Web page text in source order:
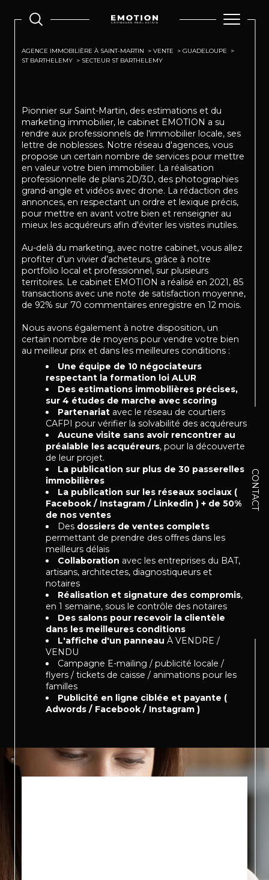
CONTACT
AGENCE IMMOBILIÈRE À SAINT-MARTIN VENTE
GUADELOUPE
ST BARTHELEMY
SECTEUR ST BARTHELEMY
Pionnier sur Saint-Martin, des estimations et du
marketing immobilier, le cabinet EMOTION a su
rendre aux professionnels de l'immobilier locale, ses
lettre de noblesses. Notre réseau d'agences, vous
propose un certain nombre de services pour mettre
en valeur votre bien immobilier. La réalisation
professionnelle de plans 2D/3D, des photographies
grand-angle et vidéos avec drone. La rédaction des
annonces, en respectant un ordre et lexique précis,
pour mettre en avant votre bien et renseigner au
mieux les acquéreurs afin d'éviter les visites inutiles.
Au-delà du marketing, avec notre cabinet, vous allez
profiter d’un vivier d’acheteurs, grâce à notre
portfolio local et professionnel, sur plusieurs
territoires. Le cabinet EMOTION a réalisé en 2021, 85
transactions avec une note de satisfaction moyenne,
de 92% sur 70 commentaires enregistre en 12 mois.
Nous avons également à notre disposition, un
certain nombre de moyens pour vendre votre bien
au meilleur prix et dans les meilleures conditions :
Une équipe de 10 négociateurs
respectant la formation loi ALUR
Des estimations immobilières précises,
sur 4 études de marche avec scoring
Partenariat avec le réseau de courtiers
CAFPI pour vérifier la solvabilité des acquéreurs
Aucune visite sans avoir rencontrer au
préalable les acquéreurs, pour la découverte
de leur projet.
La publication sur plus de 30 passerelles
immobilières
La publication sur les réseaux sociaux (
Facebook / Instagram / Linkedin ) + de 50%
de nos ventes
Des dossiers de ventes complets
permettant de prendre des offres dans les
meilleurs délais
Collaboration avec les entreprises du BAT,
artisans, architectes, diagnostiqueurs et
notaires
Réalisation et signature des compromis,
en 1 semaine, sous le contrôle des notaires
Des salons pour recevoir la clientèle
dans les meilleures conditions
L'affiche d'un panneau À VENDRE /
VENDU
Campagne E-mailing / publicité locale /
flyers / tickets de caisse / animations pour les
familles
Publicité en ligne ciblée et payante (
Adwords / Facebook / Instagram )